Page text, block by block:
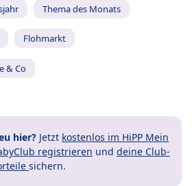
Thema des Monats
Flohmarkt
& Co
hier? Jetzt kostenlos im HiPP Mein
registrieren und deine Club-
sichern.